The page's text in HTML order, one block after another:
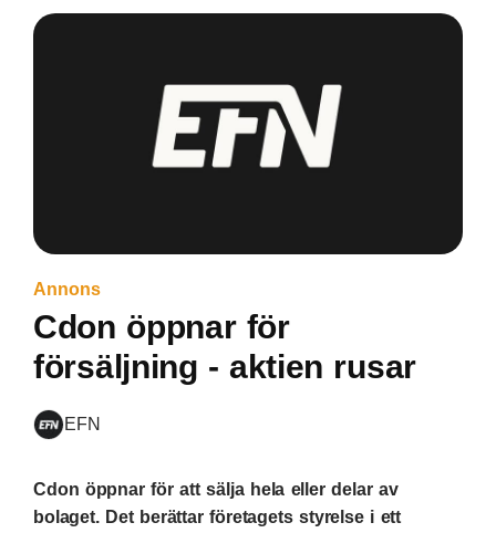
Annons
Cdon öppnar för
försäljning - aktien rusar
EFN
Cdon öppnar för att sälja hela eller delar av
bolaget. Det berättar företagets styrelse i ett